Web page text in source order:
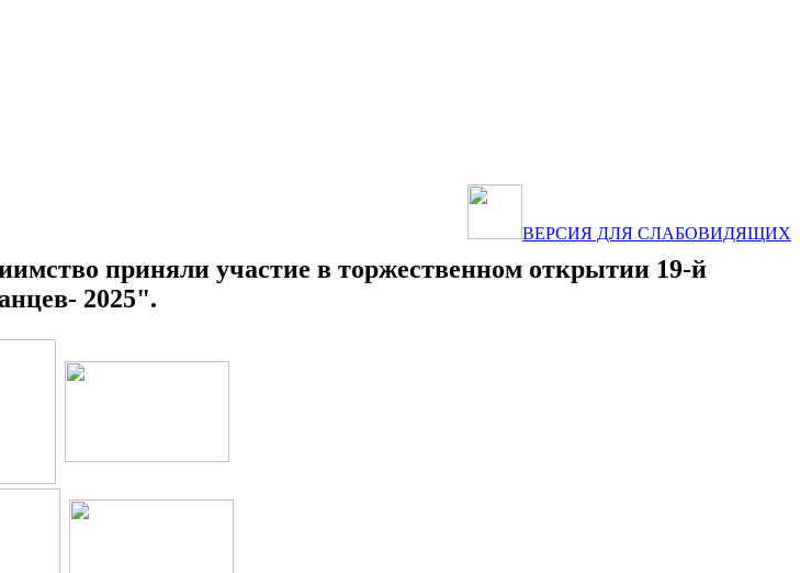
ВЕРСИЯ ДЛЯ СЛАБОВИДЯЩИХ
приняли участие в торжественном открытии 19-й
2025".